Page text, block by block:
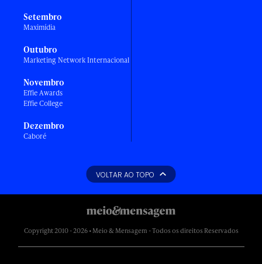
Setembro
Maximídia
Outubro
Marketing Network Internacional
Novembro
Effie Awards
Effie College
Dezembro
Caboré
VOLTAR AO TOPO
Copyright 2010 - 2026 • Meio & Mensagem - Todos os direitos Reservados